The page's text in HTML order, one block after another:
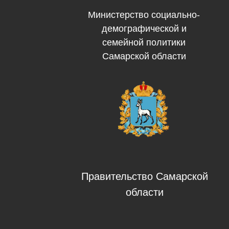
Министерство социально-
демографической и
семейной политики
Самарской области
Правительство Самарской
области